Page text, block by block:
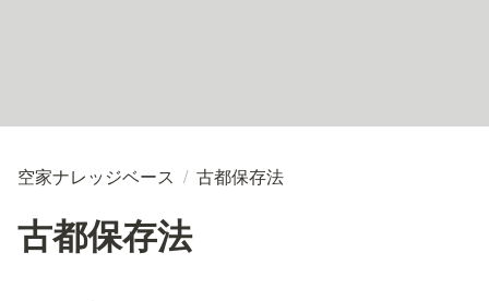
空家ナレッジベース / 古都保存法
古都保存法